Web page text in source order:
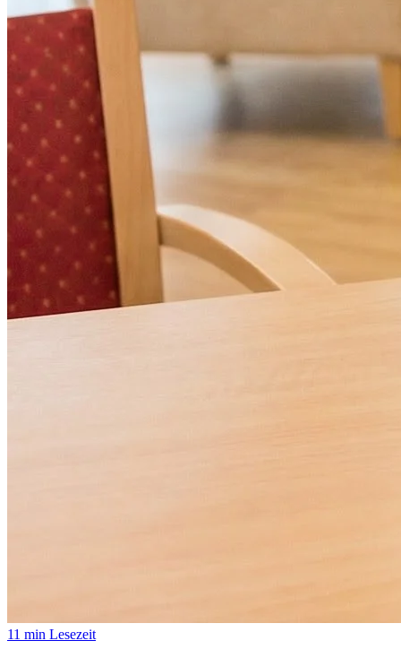
11 min Lesezeit